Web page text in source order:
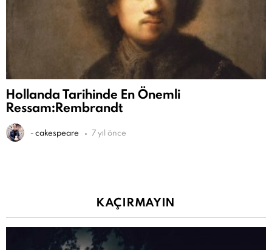
Hollanda Tarihinde En Önemli
Ressam:Rembrandt
-cakespeare 7 yıl önce
KAÇIRMAYIN